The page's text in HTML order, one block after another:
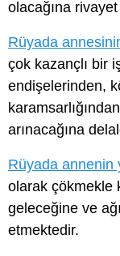
olacağına
Rüyada
çok kazançlı bir
endişelerinden,
arınacağına
Rüyada annenin
olarak çökmekle
geleceğine ve
etmektedir.